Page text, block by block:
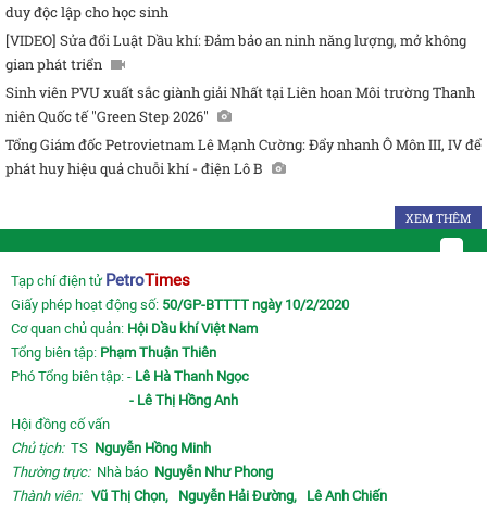
duy độc lập cho học sinh
[VIDEO] Sửa đổi Luật Dầu khí: Đảm bảo an ninh năng lượng, mở không
gian phát triển
Sinh viên PVU xuất sắc giành giải Nhất tại Liên hoan Môi trường Thanh
niên Quốc tế "Green Step 2026"
Tổng Giám đốc Petrovietnam Lê Mạnh Cường: Đẩy nhanh Ô Môn III, IV để
phát huy hiệu quả chuỗi khí - điện Lô B
XEM THÊM
Tạp chí điện tử PetroTimes
Giấy phép hoạt động số: 50/GP-BTTTT ngày 10/2/2020
Cơ quan chủ quản: Hội Dầu khí Việt Nam
Tổng biên tập: Phạm Thuận Thiên
Phó Tổng biên tập: - Lê Hà Thanh Ngọc
- Lê Thị Hồng Anh
Hội đồng cố vấn
Chủ tịch:TS Nguyễn Hồng Minh
Thường trực: Nhà báo Nguyễn Như Phong
Thành viên: Vũ Thị Chọn, Nguyễn Hải Đường, Lê Anh Chiến